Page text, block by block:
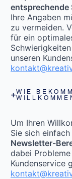
entsprechende
Ihre Angaben
zu vermeiden.
für ein
unseren
WIE
Um Ihren
Sie sich
Newsletter-
dabei
Kundenservice